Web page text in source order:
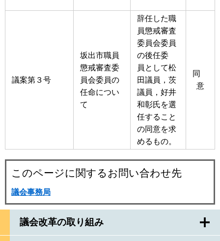
議会改革の取り組み
議案第３号
坂出市職員
懲戒審査委
員会委員の
任命につい
て
辞任した職
員懲戒審査
委員会委員
の後任委
員として松
田議員，茨
議員，好井
和彰氏を選
任すること
の同意を求
めるもの。
同
意
このページに関するお問い合わせ先
議会事務局